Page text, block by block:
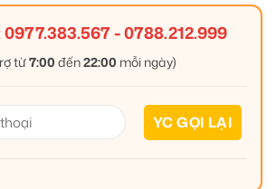
0977.383.567-0788.212.999
từ7:00 đến22:00 mỗi ngày)